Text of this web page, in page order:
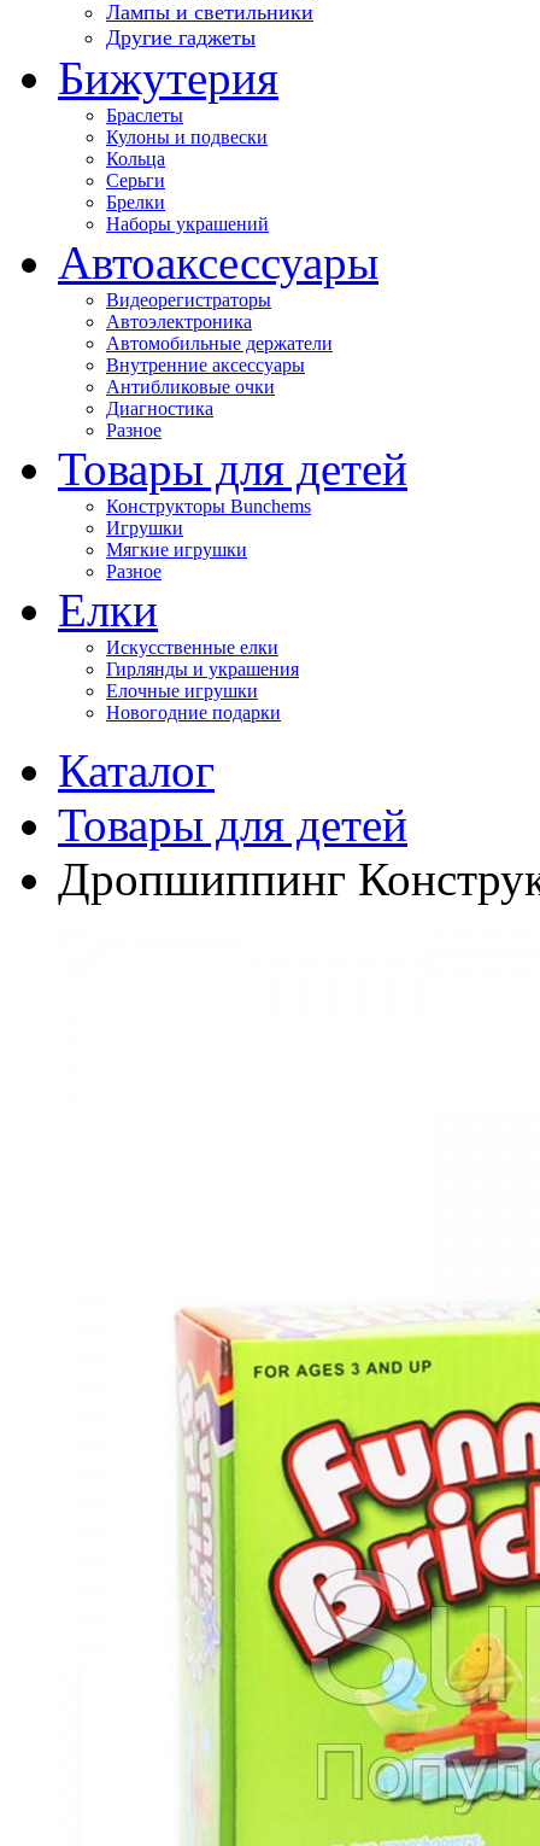
Лампы и светильники
Другие гаджеты
Бижутерия
Браслеты
Кулоны и подвески
Кольца
Серьги
Брелки
Наборы украшений
Автоаксессуары
Видеорегистраторы
Автоэлектроника
Автомобильные держатели
Внутренние аксессуары
Антибликовые очки
Диагностика
Разное
Товары для детей
Конструкторы Bunchems
Игрушки
Мягкие игрушки
Разное
Елки
Искусственные елки
Гирлянды и украшения
Елочные игрушки
Новогодние подарки
Каталог
Товары для детей
Дропшиппинг